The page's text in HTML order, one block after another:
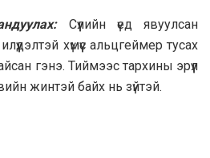
Сүүлийн үед явуулсан
хүмүүс альцгеймер тусах
гэнэ. Тиймээс тархины эрүүл
жинтэй байх нь зүйтэй.